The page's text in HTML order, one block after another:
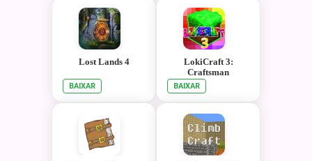
Lost Lands 4
BAIXAR
LokiCraft 3:
Craftsman
BAIXAR